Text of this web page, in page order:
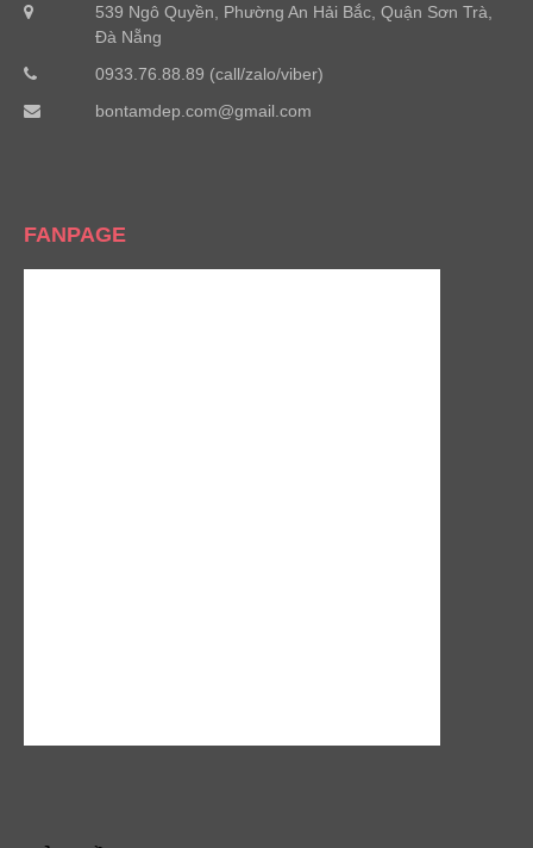
539 Ngô Quyền, Phường An Hải Bắc, Quận Sơn Trà,
Đà Nẵng
0933.76.88.89 (call/zalo/viber)
bontamdep.com@gmail.com
FANPAGE